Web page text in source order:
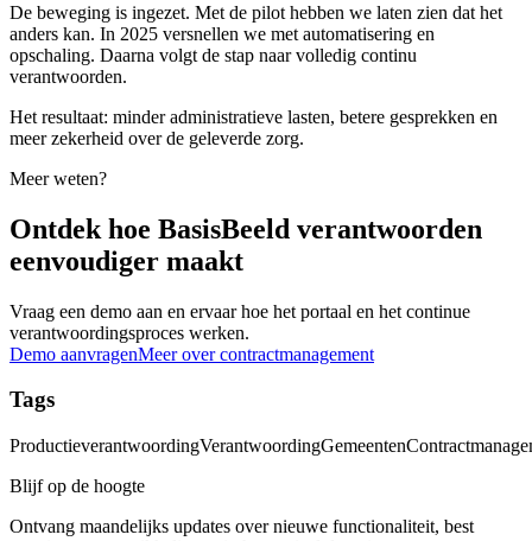
De beweging is ingezet. Met de pilot hebben we laten zien dat het
anders kan. In 2025 versnellen we met automatisering en
opschaling. Daarna volgt de stap naar volledig continu
verantwoorden.
Het resultaat: minder administratieve lasten, betere gesprekken en
meer zekerheid over de geleverde zorg.
Meer weten?
Ontdek hoe BasisBeeld verantwoorden
eenvoudiger maakt
Vraag een demo aan en ervaar hoe het portaal en het continue
verantwoordingsproces werken.
Demo aanvragenMeer over contractmanagement
Tags
ProductieverantwoordingVerantwoordingGemeenten
Blijf op de hoogte
Ontvang maandelijks updates over nieuwe functionaliteit, best